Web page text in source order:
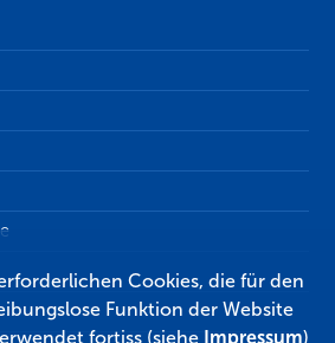
Cookies, die für den
Funktion der Website
fortiss (siehe Impressum)